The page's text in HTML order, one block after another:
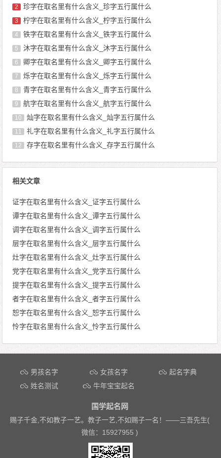
2 珍字在取名里有什么含义_珍字五行属什么
3 柠字在取名里有什么含义_柠字五行属什么
4 铁字在取名里有什么含义_铁字五行属什么
5 沐字在取名里有什么含义_沐字五行属什么
6 卿字在取名里有什么含义_卿字五行属什么
7 烁字在取名里有什么含义_烁字五行属什么
8 青字在取名里有什么含义_青字五行属什么
9 航字在取名里有什么含义_航字五行属什么
10 灿字在取名里有什么含义_灿字五行属什么
11 礼字在取名里有什么含义_礼字五行属什么
12 存字在取名里有什么含义_存字五行属什么
相关文章
证字在取名里有什么含义_证字五行属什么
谭字在取名里有什么含义_谭字五行属什么
调字在取名里有什么含义_调字五行属什么
层字在取名里有什么含义_层字五行属什么
灶字在取名里有什么含义_灶字五行属什么
党字在取名里有什么含义_党字五行属什么
提字在取名里有什么含义_提字五行属什么
者字在取名里有什么含义_者字五行属什么
恕字在取名里有什么含义_恕字五行属什么
怜字在取名里有什么含义_怜字五行属什么
文章导航
男孩名字 女孩名字
起名字典
姓名测试
牛年宝宝起名
国学起名网
赐子千金,不如教子一艺。教子一艺,不如赐子一名！——三吾先生(
微信：15927955 )